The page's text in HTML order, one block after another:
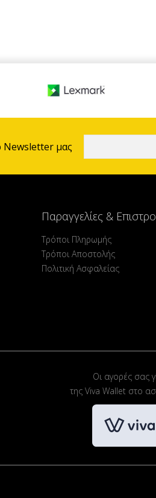
Newsletter μας
Παραγγελίες &
Τρόποι Πληρωμής
Τρόποι Αποστολής
Πολιτική Ασφαλείας
Οι αγορές σας
της Viva Wallet στο